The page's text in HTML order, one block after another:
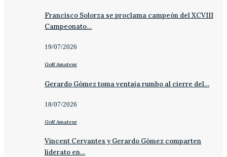
Francisco Solorza se proclama campeón del XCVIII
Campeonato…
19/07/2026
Golf Amateur
Gerardo Gómez toma ventaja rumbo al cierre del…
18/07/2026
Golf Amateur
Vincent Cervantes y Gerardo Gómez comparten
liderato en…